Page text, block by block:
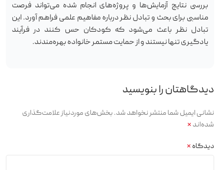
بررسی نتایج آزمایش‌ها و پروژه‌های انجام شده می‌تواند فرصت
مناسبی برای بحث و تبادل نظر درباره مفاهیم علمی فراهم آورد. این
تبادل نظر باعث می‌شود که کودکان حس کنند در فرآیند
یادگیری تنها نیستند و از حمایت مستمر خانواده بهره‌مندند.
دیدگاهتان را بنویسید
نشانی ایمیل شما منتشر نخواهد شد.بخش‌های موردنیاز علامت‌گذاری
شده‌اند*
دیدگاه*